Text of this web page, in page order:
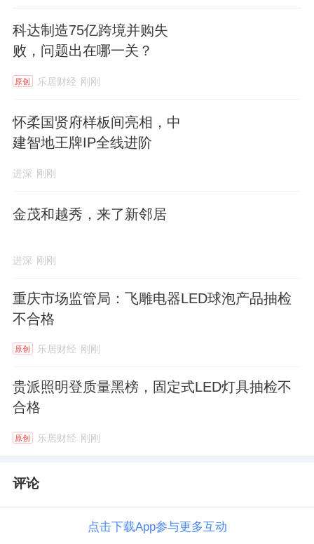
科达制造75亿跨境并购失
败，问题出在哪一关？
原创 乐居财经 刚刚
怀柔国贤府样板间亮相，中
建智地王牌IP全线进阶
进深 刚刚
金茂和越秀，来了新邻居
进深 刚刚
重庆市场监管局：飞雕电器LED球泡产品抽检
不合格
原创 乐居财经 刚刚
贵派照明登质量黑榜，固定式LED灯具抽检不
合格
原创 乐居财经 刚刚
评论
点击下载App参与更多互动